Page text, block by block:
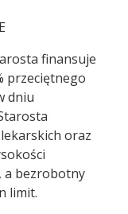
finansuje
przeciętnego
dniu
oraz
a bezrobotny
limit.